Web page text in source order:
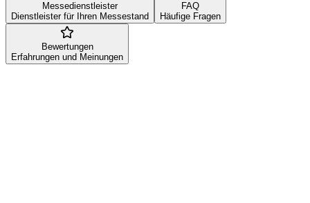
Messedienstleister
Dienstleister für Ihren Messestand
FAQ
Häufige Fragen
Bewertungen
Erfahrungen und Meinungen